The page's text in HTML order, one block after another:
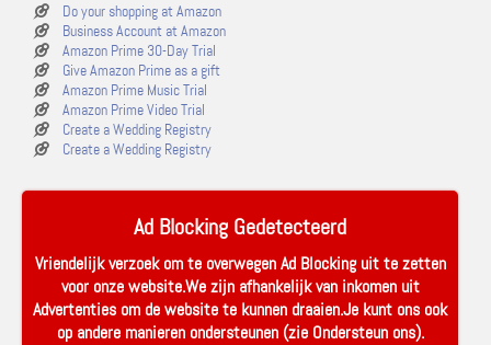
Do your shopping at Amazon
Business Account at Amazon
Amazon Prime 30-Day Trial
Give Amazon Prime as a gift
Amazon Prime Music Trial
Amazon Prime Video Trial
Create a Wedding Registry
Create a Wedding Registry
Ad Blocking Gedetecteerd
Vriendelijk verzoek om te overwegen Ad Blocking uit te zetten
voor onze website.We zijn afhankelijk van inkomen uit
Advertenties om de website te kunnen draaien.Je kunt ons ook
op andere manieren ondersteunen (zie Ondersteun ons).